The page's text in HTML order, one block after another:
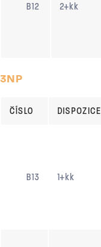
B12 2+kk
3NP
ČÍSLO DISPOZICE
B13 1+kk